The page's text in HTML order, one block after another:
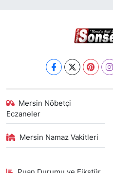
Mersin Nöbetçi
Eczaneler
Mersin Namaz Vakitleri